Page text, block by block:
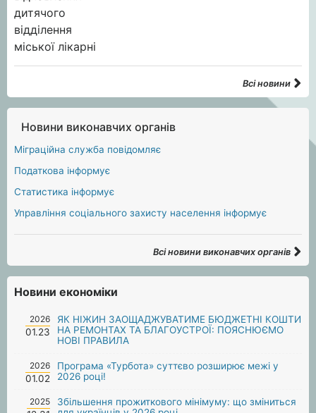
Всі новини
Новини виконавчих органів
Міграційна служба повідомляє
Податкова інформує
Статистика інформує
Управління соціального захисту населення інформує
Всі новини виконавчих органів
Новини економіки
2026
01.23
ЯК НІЖИН ЗАОЩАДЖУВАТИМЕ БЮДЖЕТНІ КОШТИ
НА РЕМОНТАХ ТА БЛАГОУСТРОЇ: ПОЯСНЮЄМО
НОВІ ПРАВИЛА
2026
01.02
Програма «Турбота» суттєво розширює межі у
2026 році!
2025
Збільшення прожиткового мінімуму: що зміниться